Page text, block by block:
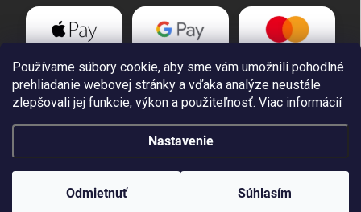
Používame súbory cookie, aby sme vám umožnili pohodlné
prehliadanie webovej stránky a vďaka analýze neustále
zlepšovali jej funkcie, výkon a použiteľnosť. Viac informácií
Nastavenie
Odmietnuť Súhlasím
Copyright 2026GoWELD, s.r.o.. Všetky práva vyhradené.